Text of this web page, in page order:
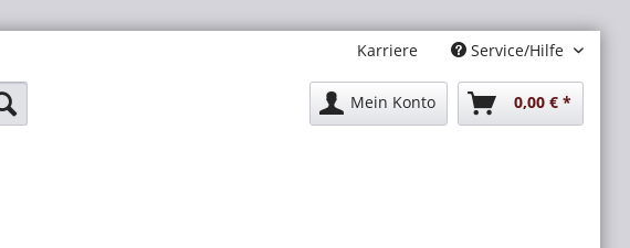
Karriere Service/Hilfe
Mein Konto 0,00 € *